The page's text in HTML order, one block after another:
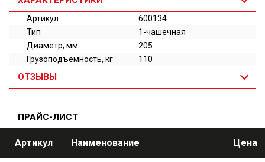
Артикул
600134
Тип
1-чашечная
Диаметр, мм
205
Грузоподъемность, кг
110
ОТЗЫВЫ
ПРАЙС-ЛИСТ
Артикул Наименование Цена